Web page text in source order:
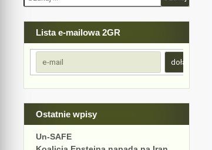
Lista e-mailowa 2GR
Ostatnie wpisy
Un-SAFE